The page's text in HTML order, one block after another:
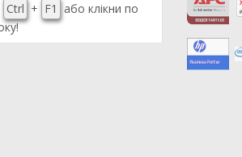
Ctrl + F1
або клікни по